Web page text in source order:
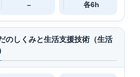
– 各6h
のしくみと生活支援技術（生活